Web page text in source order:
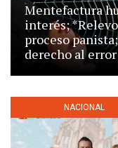
Mentefactura
interés;
proceso
derecho al error
NACIONAL